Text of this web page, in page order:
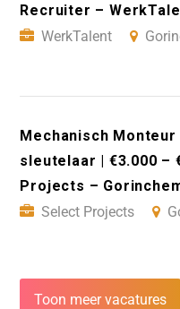
Recruiter –
WerkTalent
Mechanisch
sleutelaar | €3.000 –
Projects –
Select Projects
Toon meer vacatures